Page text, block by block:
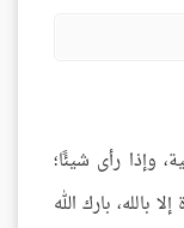
وإذا رأى شيئًا؛
بالله، بارك الله